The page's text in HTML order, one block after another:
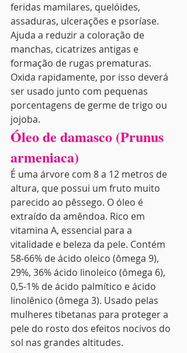
feridas mamilares, quelóides,
assaduras, ulcerações e psoríase.
Ajuda a reduzir a coloração de
manchas, cicatrizes antigas e
formação de rugas prematuras.
Oxida rapidamente, por isso deverá
ser usado junto com pequenas
porcentagens de germe de trigo ou
jojoba.
Óleo de damasco (Prunus
armeniaca)
É uma árvore com 8 a 12 metros de
altura, que possui um fruto muito
parecido ao pêssego. O óleo é
extraído da amêndoa. Rico em
vitamina A, essencial para a
vitalidade e beleza da pele. Contém
58-66% de ácido oleico (ômega 9),
29%, 36% ácido linoleico (ômega 6),
0,5-1% de ácido palmítico e ácido
linolênico (ômega 3). Usado pelas
mulheres tibetanas para proteger a
pele do rosto dos efeitos nocivos do
sol nas grandes altitudes.